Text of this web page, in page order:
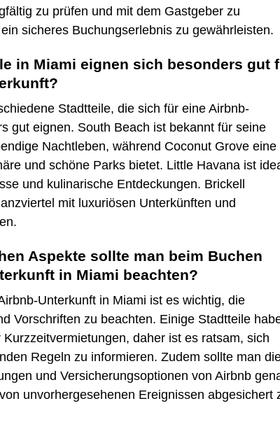
zu prüfen und mit dem Gastgeber zu
sicheres Buchungserlebnis zu gewährleisten.
in Miami eignen sich besonders gut
Stadtteile, die sich für eine Airbnb-
gut eignen. South Beach ist bekannt für seine
Nachtleben, während Coconut Grove eine
und schöne Parks bietet. Little Havana ist
und kulinarische Entdeckungen. Brickell
mit luxuriösen Unterkünften und
Aspekte sollte man beim Buchen
in Miami beachten?
Unterkunft in Miami ist es wichtig, die
Vorschriften zu beachten. Einige Stadtteile
daher ist es ratsam, sich
Regeln zu informieren. Zudem sollte man
und Versicherungsoptionen von Airbnb
unvorhergesehenen Ereignissen abgesichert